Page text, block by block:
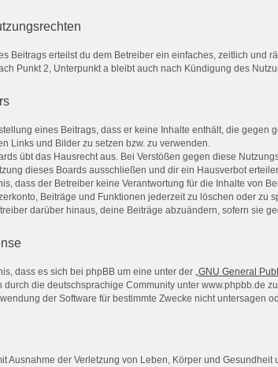
Beitrags erteilst du dem Betreiber ein einfaches, zeitlich
Punkt 2, Unterpunkt a bleibt auch nach Kündigung des
eines Beitrags, dass er keine Inhalte enthält, die
Links und Bilder zu setzen bzw. zu verwenden.
übt das Hausrecht aus. Bei Verstößen gegen diese
dieses Boards ausschließen und dir ein Hausverbot
dass der Betreiber keine Verantwortung für die Inhalte von
Beiträge und Funktionen jederzeit zu löschen oder zu
darüber hinaus, deine Beiträge abzuändern, sofern sie
dass es sich bei phpBB um eine unter der „GNU General
durch die deutschsprachige Community unter www.phpbb.de
der Software für bestimmte Zwecke nicht untersagen
Ausnahme der Verletzung von Leben, Körper und